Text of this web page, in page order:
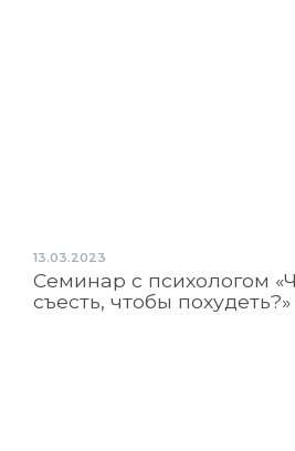
13.03.2023
Семинар с психологом
съесть, чтобы похудеть?»